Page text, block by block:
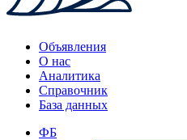
Объявления
О нас
Аналитика
Справочник
База данных
ФБ